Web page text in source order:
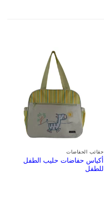
حقائب الحفاضات
أكياس حفاضات حليب الطفل
للطفل